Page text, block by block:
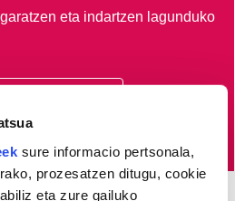
sure informacio pertsonala,
prozesatzen ditugu, cookie
eta zure gailuko
eta indartzen lagunduko